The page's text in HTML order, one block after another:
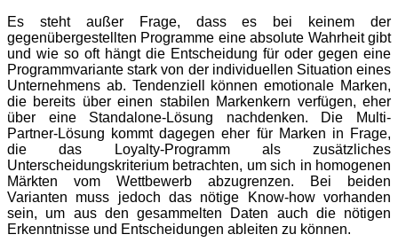
Es steht außer Frage, dass es bei keinem der
gegenübergestellten Programme eine absolute Wahrheit gibt
und wie so oft hängt die Entscheidung für oder gegen eine
Programmvariante stark von der individuellen Situation eines
Unternehmens ab. Tendenziell können emotionale Marken,
die bereits über einen stabilen Markenkern verfügen, eher
über eine Standalone-Lösung nachdenken. Die Multi-
Partner-Lösung kommt dagegen eher für Marken in Frage,
die das Loyalty-Programm als zusätzliches
Unterscheidungskriterium betrachten, um sich in homogenen
Märkten vom Wettbewerb abzugrenzen. Bei beiden
Varianten muss jedoch das nötige Know-how vorhanden
sein, um aus den gesammelten Daten auch die nötigen
Erkenntnisse und Entscheidungen ableiten zu können.